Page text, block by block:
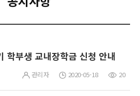
학부생 교내장학금 신청 안내
관리자 2020-05-18 20